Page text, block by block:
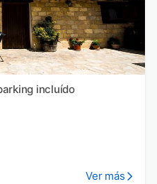
incluído
Ver más